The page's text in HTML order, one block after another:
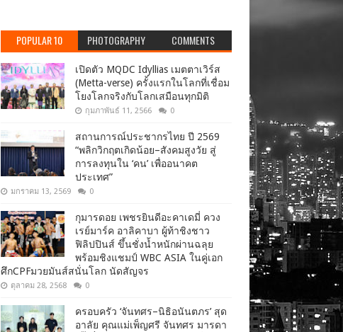
POPULAR 10 PHOTOGRAPHY COMMENTS
เปิดตัว MQDC Idyllias เมตตาเวิร์ส
(Metta-verse) ครั้งแรกในโลกที่เชื่อม
โยงโลกจริงกับโลกเสมือนทุกมิติ
กุมภาพันธ์ 11, 2566 0
สถานการณ์ประชากรไทย ปี 2569
“พลิกวิกฤตเกิดน้อย–สังคมสูงวัย สู่
การลงทุนใน ‘คน’ เพื่ออนาคต
ประเทศ”
มกราคม 13, 2569 0
กุมารดอย เพชรยินดีอะคาเดมี่ ควง
เรย์มาร์ค อาลิคาบา ผู้ท้าชิงชาว
ฟิลิปปินส์ ขึ้นชั่งน้ำหนักผ่านฉลุย
พร้อมชิงแชมป์ WBC ASIA ในคู่เอก
ศึกCPFมวยมันส์สนั่นโลก นัดสัญจร
ตุลาคม 28, 2568 0
ครอบครัว ‘จันทศร–นิธิอนันตภร’ สุด
อาลัย คุณแม่เพ็ญศรี จันทศร มารดา